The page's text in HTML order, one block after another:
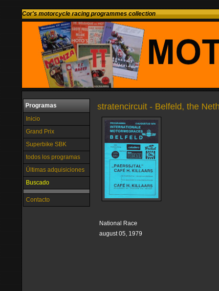
Cor's motorcycle racing programmes collection
Programas
Inicio
Grand Prix
Superbike SBK
todos los programas
Últimas adquisiciones
Buscado
Contacto
stratencircuit - Belfeld, the
National Race
august 05, 1979